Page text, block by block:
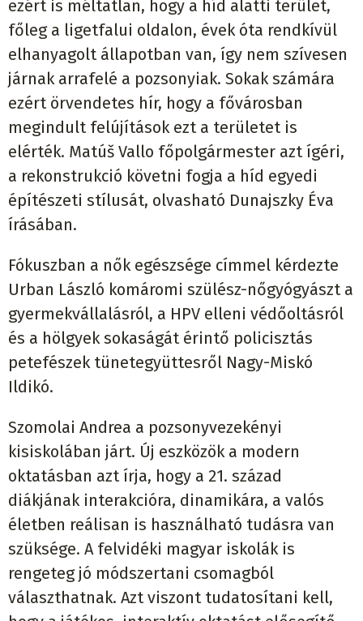
ezért is méltatlan, hogy a híd alatti terület,
főleg a ligetfalui oldalon, évek óta rendkívül
elhanyagolt állapotban van, így nem szívesen
járnak arrafelé a pozsonyiak. Sokak számára
ezért örvendetes hír, hogy a fővárosban
megindult felújítások ezt a területet is
elérték. Matúš Vallo főpolgármester azt ígéri,
a rekonstrukció követni fogja a híd egyedi
építészeti stílusát, olvasható Dunajszky Éva
írásában.
Fókuszban a nők egészsége címmel kérdezte
Urban László komáromi szülész-nőgyógyászt a
gyermekvállalásról, a HPV elleni védőoltásról
és a hölgyek sokaságát érintő policisztás
petefészek tünetegyüttesről Nagy-Miskó
Ildikó.
Szomolai Andrea a pozsonyvezekényi
kisiskolában járt. Új eszközök a modern
oktatásban azt írja, hogy a 21. század
diákjának interakcióra, dinamikára, a valós
életben reálisan is használható tudásra van
szüksége. A felvidéki magyar iskolák is
rengeteg jó módszertani csomagból
választhatnak. Azt viszont tudatosítani kell,